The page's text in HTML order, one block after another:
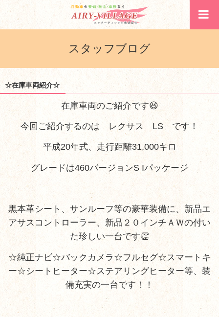
スタッフブログ
☆在庫車両紹介☆
在庫車両のご紹介です😆
今回ご紹介するのは レクサス LS です！
平成20年式、走行距離31,000キロ
グレードは460バージョンS Iパッケージ
黒本革シート、サンルーフ等の豪華装備に、新品エ
アサスコントローラー、新品２０インチＡＷの付い
た珍しい一台です👏
☆純正ナビ☆バックカメラ☆フルセグ☆スマートキ
ー☆シートヒーター☆ステアリングヒーター等、装
備充実の一台です！！